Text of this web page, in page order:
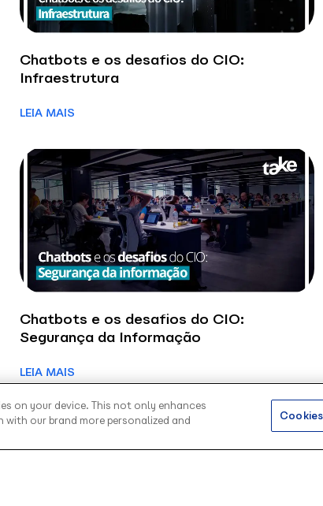
Chatbots e os desafios do CIO:
Infraestrutura
LEIA MAIS
Chatbots e os desafios do CIO:
Segurança da Informação
LEIA MAIS
on your device. This not only enhances
our brand more personalized and